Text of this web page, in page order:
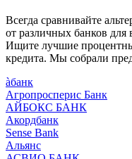
Всегда сравнивайте
от различных банков для
Ищите лучшие
кредита. Мы собрали
àбанк
Агропросперис Банк
АЙБОКС БАНК
Акордбанк
Sense Bank
Альянс